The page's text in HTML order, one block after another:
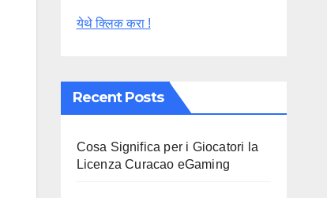
येथे क्लिक करा !
Recent Posts
Cosa Significa per i Giocatori la
Licenza Curacao eGaming